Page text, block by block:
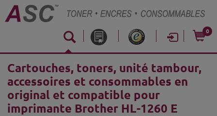
0
Cartouches, toners, unité tambour,
accessoires et consommables en
original et compatible pour
imprimante Brother HL-1260 E